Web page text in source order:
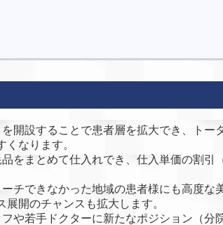
開設することで患者層を拡大でき、ト
なります。
をまとめて仕入れでき、仕入単価の割
チできなかった地域の患者様にも高度
開のチャンスも拡大します。
や若手ドクターに新たなポジション（